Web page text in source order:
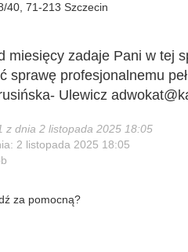
40, 71-213 Szczecin
miesięcy zadaje Pani w tej
sprawę profesjonalnemu
Ulewicz
z dnia 2 listopada 2025 18:05
2 listopada 2025 18:05
za pomocną?